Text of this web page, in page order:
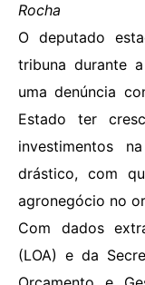
Rocha
O deputado
tribuna durante
uma denúncia
Estado ter
investimentos
drástico, com
agronegócio no
Com dados
(LOA) e da